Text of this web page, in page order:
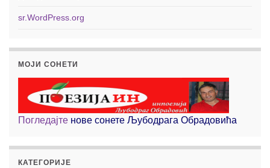
sr.WordPress.org
МОЈИ СОНЕТИ
Погледајте нове сонете Љубодрага Обрадовића
КАТЕГОРИЈЕ